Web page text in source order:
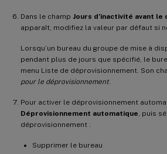
Dans le champ Jours d’inactivité avant
apparaît, modifiez la valeur par défaut si
Lorsqu’un bureau du groupe de mise à
pendant plus de jours que spécifié, le
menu Liste de déprovisionnement. Son
pour le déprovisionnement.
Pour activer le déprovisionnement
Déprovisionnement automatique, puis
déprovisionnement :
Supprimer le bureau